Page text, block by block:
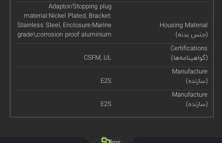
Housing Material
(جنس بدنه)
Adaptor/Stopping plug
material:Nickel Plated, Bracket:
Stainless Steel, Enclosure:Marine
grade\,corrosion proof aluminium
Certifications
(گواهینامه‌ها)
CSFM, UL
Manufacture
(سازنده)
E2S
Manufacture
(سازنده)
E2S